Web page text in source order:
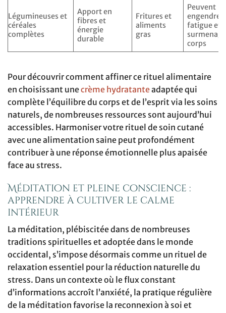
Légumineuses et
céréales
complètes
Apport en
fibres et
énergie
durable
Fritures et
aliments
gras
Peuvent
engendrer
fatigue et
corps
Pour découvrir comment affiner ce rituel alimentaire
en choisissant unecrème hydratanteadaptée qui
complète l’équilibre du corps et de l’esprit via les soins
naturels, de nombreuses ressources sont aujourd’hui
accessibles. Harmoniser votre rituel de soin cutané
avec une alimentation saine peut profondément
contribuer à une réponse émotionnelle plus apaisée
face au stress.
Méditation et pleine conscience :
apprendre à cultiver le calme
intérieur
La méditation, plébiscitée dans de nombreuses
traditions spirituelles et adoptée dans le monde
occidental, s’impose désormais comme un rituel de
relaxation essentiel pour la réduction naturelle du
stress. Dans un contexte où le flux constant
d’informations accroît l’anxiété, la pratique régulière
de la méditation favorise la reconnexion à soi et